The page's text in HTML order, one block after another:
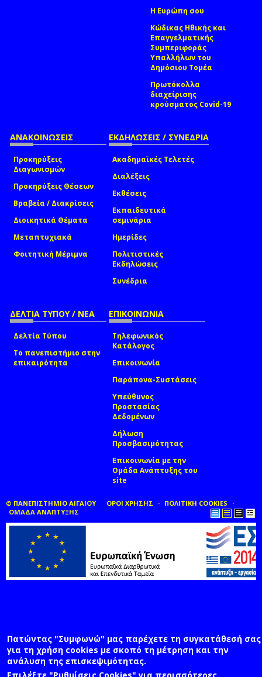
Η Ευρώπη σου
Κώδικας Ηθικής και
Επαγγελματικής
Συμπεριφοράς
Υπαλλήλων του
Δημόσιου Τομέα
Πρωτόκολλα
διαχείρισης
κρούσματος Covid-19
ΑΝΑΚΟΙΝΩΣΕΙΣ
Προκηρύξεις
Διαγωνισμών
Προκηρύξεις Θέσεων
Βραβεία / Διακρίσεις
Διοικητικά Θέματα
Μεταπτυχιακά
Φοιτητική Μέριμνα
ΕΚΔΗΛΩΣΕΙΣ / ΣΥΝΕΔΡΙΑ
Ακαδημαϊκές Τελετές
Διαλέξεις
Εκθέσεις
Εκπαιδευτικά
σεμινάρια
Ημερίδες
Πολιτιστικές
Εκδηλώσεις
Συνέδρια
ΔΕΛΤΙΑ ΤΥΠΟΥ / ΝΕΑ
Δελτία Τύπου
Το πανεπιστήμιο στην
επικαιρότητα
ΕΠΙΚΟΙΝΩΝΙΑ
Τηλεφωνικός
Κατάλογος
Επικοινωνία
Παράπονα-Συστάσεις
Υπεύθυνος
Προστασίας
Δεδομένων
Δήλωση
Προσβασιμότητας
Επικοινωνία με την
Ομάδα Ανάπτυξης του
site
© ΠΑΝΕΠΙΣΤΗΜΙΟ ΑΙΓΑΙΟΥ ΟΡΟΙ ΧΡΗΣΗΣ
ΠΟΛΙΤΙΚΗ COOKIES
ΟΜΑΔΑ ΑΝΑΠΤΥΞΗΣ
Πατώντας "Συμφωνώ" μας παρέχετε τη συγκατάθεσή σας
για τη χρήση cookies με σκοπό τη μέτρηση και την
ανάλυση της επισκεψιμότητας.